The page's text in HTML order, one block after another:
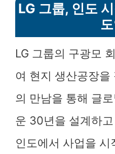
LG 그룹, 인도
LG 그룹의 구광모
여 현지 생산공장
의 만남을 통해 글
운 30년을 설계하
인도에서 사업을 시